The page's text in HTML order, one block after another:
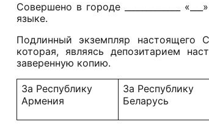
Совершено в городе _____________
языке.
Подлинный экземпляр настоящего
которая, являясь депозитарием
заверенную копию.
За Республику
Армения
За Республику
Беларусь